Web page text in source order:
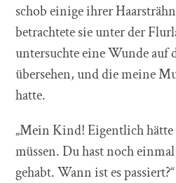
schob einige ihrer
betrachtete sie unter der
untersuchte eine Wunde auf
übersehen, und die meine
hatte.
„Mein Kind! Eigentlich hätte
müssen. Du hast noch
gehabt. Wann ist es passiert?“